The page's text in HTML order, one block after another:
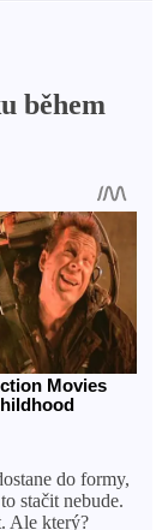
během
do formy,
stačit nebude.
Ale který?